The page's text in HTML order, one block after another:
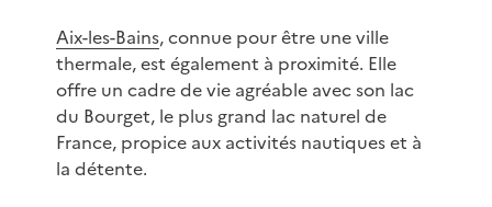
Aix-les-Bains, connue pour être une ville
thermale, est également à proximité. Elle
offre un cadre de vie agréable avec son lac
du Bourget, le plus grand lac naturel de
France, propice aux activités nautiques et à
la détente.